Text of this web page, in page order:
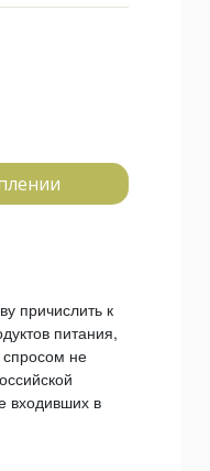
причислить к
питания,
спросом не
входивших в